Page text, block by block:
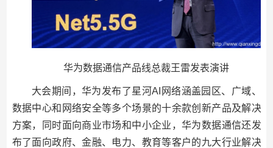
华为数据通信产品线总裁王雷发表演讲
大会期间，华为发布了星河AI网络涵盖园区、广域、
数据中心和网络安全等多个场景的十余款创新产品及解决
方案，同时面向商业市场和中小企业，华为数据通信还发
布了面向政府、金融、电力、教育等客户的九大行业解决